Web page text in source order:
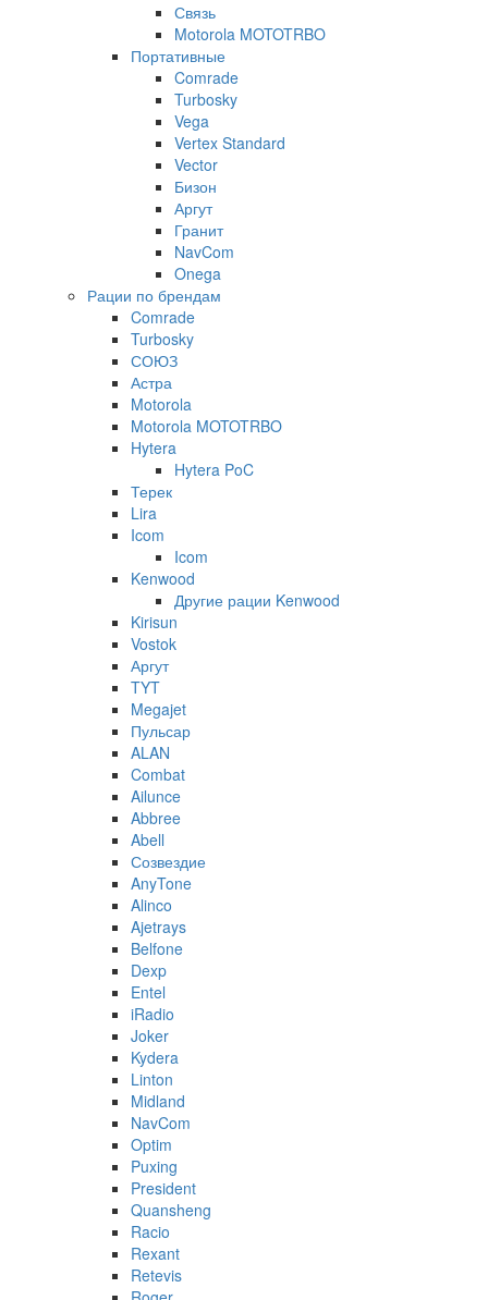
Связь
Motorola MOTOTRBO
Портативные
Comrade
Turbosky
Vega
Vertex Standard
Vector
Бизон
Аргут
Гранит
NavCom
Onega
Рации по брендам
Comrade
Turbosky
СОЮЗ
Астра
Motorola
Motorola MOTOTRBO
Hytera
Hytera PoC
Терек
Lira
Icom
Icom
Kenwood
Другие рации Kenwood
Kirisun
Vostok
Аргут
TYT
Megajet
Пульсар
ALAN
Combat
Ailunce
Abbree
Abell
Созвездие
AnyTone
Alinco
Ajetrays
Belfone
Dexp
Entel
iRadio
Joker
Kydera
Linton
Midland
NavCom
Optim
Puxing
President
Quansheng
Racio
Rexant
Retevis